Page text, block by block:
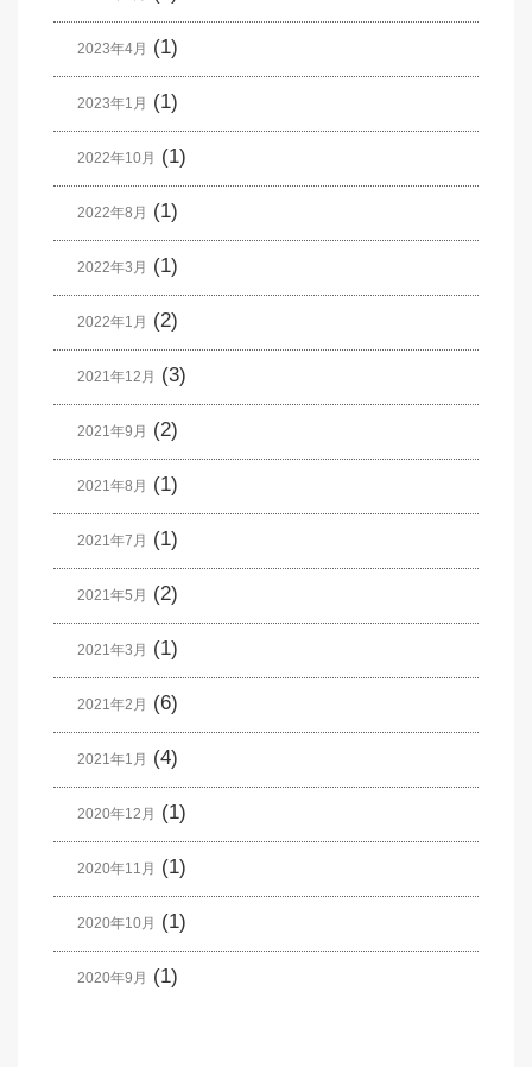
2023年4月 (1)
2023年1月 (1)
2022年10月 (1)
2022年8月 (1)
2022年3月 (1)
2022年1月 (2)
2021年12月 (3)
2021年9月 (2)
2021年8月 (1)
2021年7月 (1)
2021年5月 (2)
2021年3月 (1)
2021年2月 (6)
2021年1月 (4)
2020年12月 (1)
2020年11月 (1)
2020年10月 (1)
2020年9月 (1)